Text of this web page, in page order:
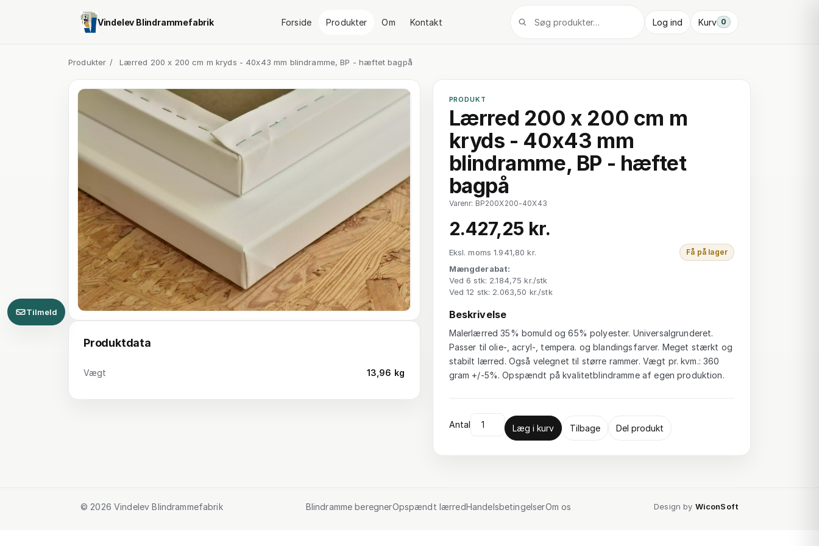
Vindelev Blindrammefabrik Forside Produkter Om Kontakt Log ind Kurv 0
Produkter / Lærred 200 x 200 cm m kryds - 40x43 mm blindramme, BP - hæftet bagpå
Produktdata
Vægt 13,96 kg
PRODUKT
Lærred 200 x 200 cm m
kryds - 40x43 mm
blindramme, BP - hæftet
bagpå
Varenr: BP200X200-40X43
2.427,25 kr.
Eksl. moms 1.941,80 kr. Få på lager
Mængderabat:
Ved 6 stk: 2.184,75 kr./stk
Ved 12 stk: 2.063,50 kr./stk
Beskrivelse
Malerlærred 35% bomuld og 65% polyester. Universalgrunderet.
Passer til olie-, acryl-, tempera. og blandingsfarver. Meget stærkt og
stabilt lærred. Også velegnet til større rammer. Vægt pr. kvm.: 360
gram +/-5%. Opspændt på kvalitetblindramme af egen produktion.
Antal Læg i kurv Tilbage Del produkt
Tilmeld
© 2026 Vindelev Blindrammefabrik Blindramme beregnerOpspændt lærredHandelsbetingelserOm os Design by WiconSoft